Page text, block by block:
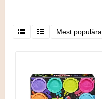
Mest populära